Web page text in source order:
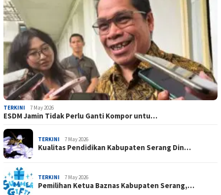
TERKINI 7 May 2026
ESDM Jamin Tidak Perlu Ganti Kompor untu…
TERKINI 7 May 2026
Kualitas Pendidikan Kabupaten Serang Din…
TERKINI 7 May 2026
Pemilihan Ketua Baznas Kabupaten Serang,…